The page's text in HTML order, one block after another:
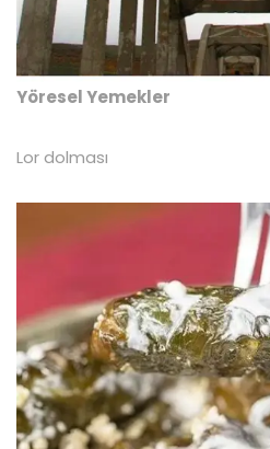
Yöresel Yemekler
Lor dolması